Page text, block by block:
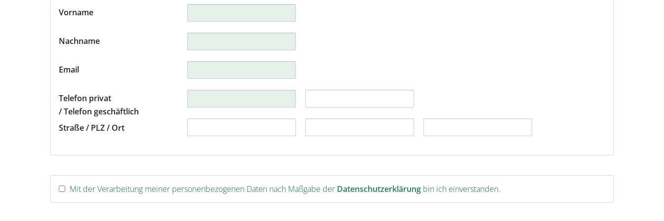
Hannover
Innsbruck
Luxemburg
Vorname
Nachname
Email
Telefon privat
/ Telefon geschäftlich
Straße / PLZ / Ort
Mit der Verarbeitung meiner personenbezogenen Daten nach Maßgabe der Datenschutzerklärung bin ich einverstanden.